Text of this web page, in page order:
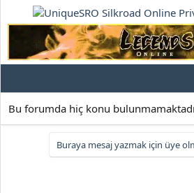
Bu forumda hiç konu
Buraya mesaj yazmak için üye